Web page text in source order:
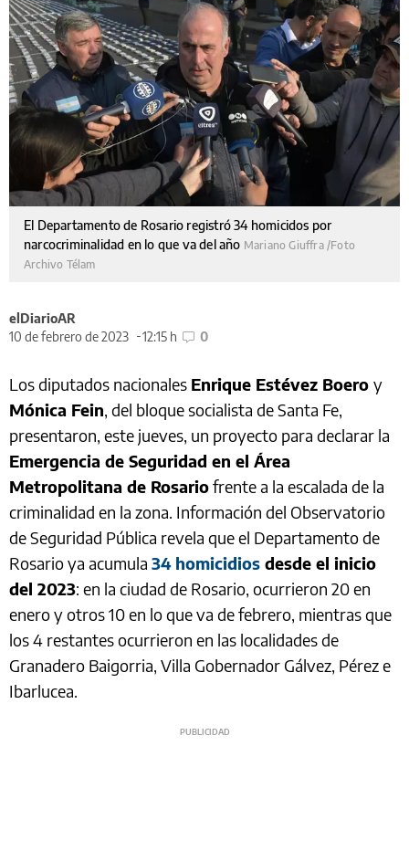
El Departamento de Rosario registró 34 homicidos por
narcocriminalidad en lo que va del año Mariano Giuffra /Foto
Archivo Télam
elDiarioAR
10 de febrero de 2023
12:15 h 0
Los diputados nacionales Enrique Estévez Boero y
Mónica Fein, del bloque socialista de Santa Fe,
presentaron, este jueves, un proyecto para declarar la
Emergencia de Seguridad en el Área
Metropolitana de Rosariofrente a la escalada de la
criminalidad en la zona. Información del Observatorio
de Seguridad Pública revela que el Departamento de
Rosario ya acumula 34 homicidios desde el inicio
del 2023: en la ciudad de Rosario, ocurrieron 20 en
enero y otros 10 en lo que va de febrero, mientras que
los 4 restantes ocurrieron en las localidades de
Granadero Baigorria, Villa Gobernador Gálvez, Pérez e
Ibarlucea.